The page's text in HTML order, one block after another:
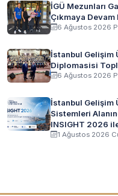
İGÜ Mezunları
Çıkmaya
6 Ağustos 2026
İstanbul Gelişim
Diplomasisi
6 Ağustos 2026
İstanbul Gelişim
Sistemleri
INSIGHT 2026
1 Ağustos 2026